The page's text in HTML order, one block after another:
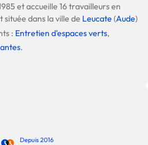
et accueille 16 travailleurs en
située dans la ville de Leucate(Aude)
: Entretien d'espaces verts,
.
Depuis 2016